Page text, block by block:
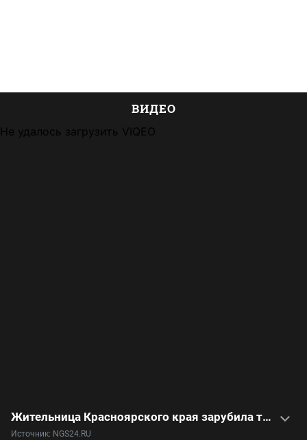
ВИДЕО
Не удалось загрузить VIQEO
Жительница Красноярского края зарубила топором своих детей — видео
Источник: NGS24.RU